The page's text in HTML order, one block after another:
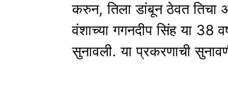
करुन, तिला डांबून ठेवत तिचा
वंशाच्या गगनदीप सिंह या 38
सुनावली. या प्रकरणाची